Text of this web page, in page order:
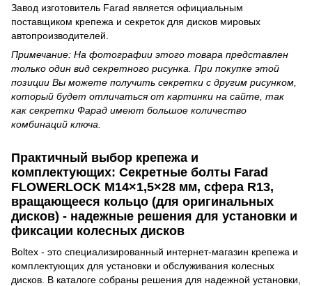
Завод изготовитель Farad является официальным
поставщиком крепежа и секреток для дисков мировых
автопроизводителей.
Примечание: На фотографии этого товара представлен
только один вид секретного рисунка. При покупке этой
позиции Вы можете получить секретки с другим рисунком,
который будет отличаться от картинки на сайте, так
как секретки Фарад имеют большое количество
комбинаций ключа.
Практичный выбор крепежа и
комплектующих: Секретные болты Farad
FLOWERLOCK M14×1,5×28 мм, сфера R13,
вращающееся кольцо (для оригинальных
дисков) - надежные решения для установки и
фиксации колесных дисков
Boltex - это специализированный интернет-магазин крепежа и
комплектующих для установки и обслуживания колесных
дисков. В каталоге собраны решения для надежной установки,